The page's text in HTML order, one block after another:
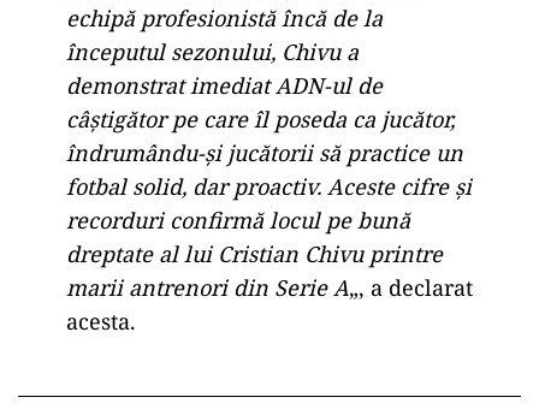
echipă profesionistă încă de la
începutul sezonului, Chivu a
demonstrat imediat ADN-ul de
câștigător pe care îl poseda ca jucător,
îndrumându-și jucătorii să practice un
fotbal solid, dar proactiv. Aceste cifre și
recorduri confirmă locul pe bună
dreptate al lui Cristian Chivu printre
marii antrenori din Serie A„, a declarat
acesta.